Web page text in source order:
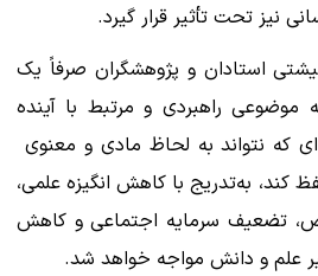
نیز تحت تأثیر قرار گیرد.
استادان و پژوهشگران صرفاً یک
راهبردی و مرتبط با آینده
که نتواند به لحاظ مادی و معنوی
کند، به‌تدریج با کاهش انگیزه علمی،
تضعیف سرمایه اجتماعی و کاهش
علم و دانش مواجه خواهد شد.